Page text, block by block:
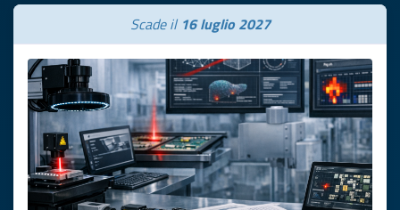
Scade il 16 luglio 2027